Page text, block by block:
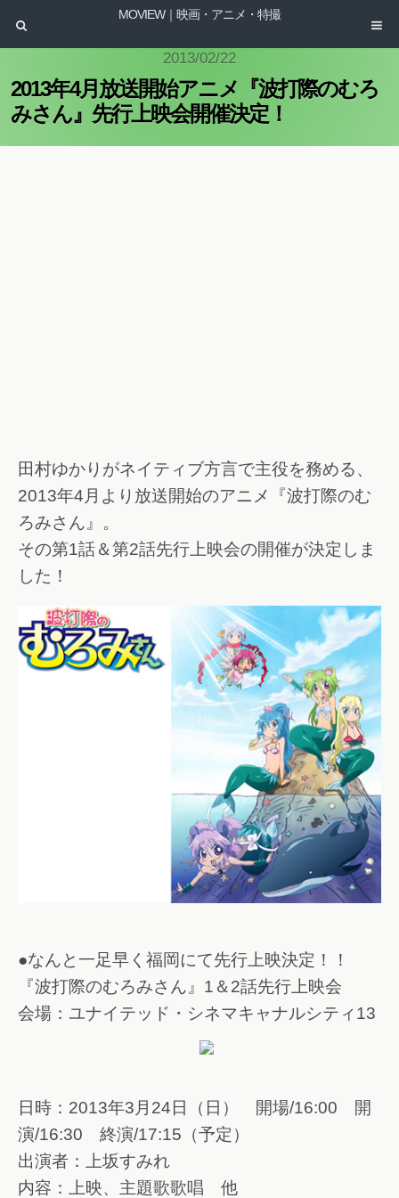
MOVIEW｜映画・アニメ・特撮
2013/02/22
2013年4月放送開始アニメ『波打際のむろ
みさん』先行上映会開催決定！
田村ゆかりがネイティブ方言で主役を務める、
2013年4月より放送開始のアニメ『波打際のむ
ろみさん』。
その第1話＆第2話先行上映会の開催が決定しま
した！
●なんと一足早く福岡にて先行上映決定！！
『波打際のむろみさん』1＆2話先行上映会
会場：ユナイテッド・シネマキャナルシティ13
日時：2013年3月24日（日） 開場/16:00 開
演/16:30 終演/17:15（予定）
出演者：上坂すみれ
内容：上映、主題歌歌唱 他